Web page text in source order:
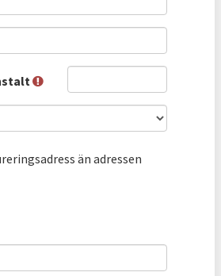
än adressen